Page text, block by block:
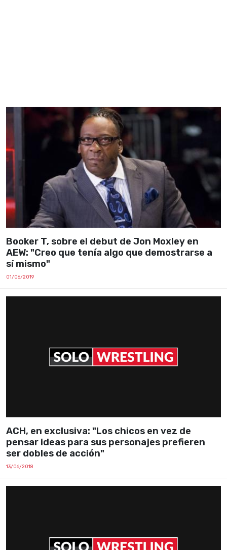
Booker T, sobre el debut de Jon Moxley en
AEW: "Creo que tenía algo que demostrarse a
sí mismo"
01/06/2019
ACH, en exclusiva: "Los chicos en vez de
pensar ideas para sus personajes prefieren
ser dobles de acción"
13/06/2018